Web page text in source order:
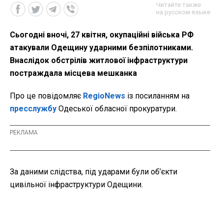
Читайте также
на русском языке
Сьогодні вночі, 27 квітня, окупаційні війська РФ
атакували Одещину ударними безпілотниками.
Внаслідок обстрілів житлової інфраструктури
постраждала місцева мешканка
Про це повідомляє RegioNews із посиланням на
пресслужбу Одеської обласної прокуратури.
За даними слідства, під ударами були об’єкти
цивільної інфраструктури Одещини.